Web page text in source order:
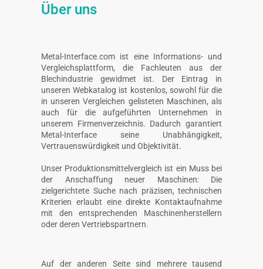
Über uns
Metal-Interface.com ist eine Informations- und
Vergleichsplattform, die Fachleuten aus der
Blechindustrie gewidmet ist. Der Eintrag in
unseren Webkatalog ist kostenlos, sowohl für die
in unseren Vergleichen gelisteten Maschinen, als
auch für die aufgeführten Unternehmen in
unserem Firmenverzeichnis. Dadurch garantiert
Metal-Interface seine Unabhängigkeit,
Vertrauenswürdigkeit und Objektivität.
Unser Produktionsmittelvergleich ist ein Muss bei
der Anschaffung neuer Maschinen: Die
zielgerichtete Suche nach präzisen, technischen
Kriterien erlaubt eine direkte Kontaktaufnahme
mit den entsprechenden Maschinenherstellern
oder deren Vertriebspartnern.
Auf der anderen Seite sind mehrere tausend